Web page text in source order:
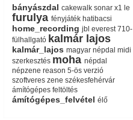
bányászdal cakewalk sonar x1 le
furulya fényjáték hatibacsi
home_recording jbl everest 710-
fülhallgató kalmár lajos
kalmár_lajos magyar népdal midi
szerkesztés moha népdal
népzene reason 5-ös verzió
szoftveres zene székesfehérvár
ámítógépes feltöltés
ámítógépes_felvétel élő